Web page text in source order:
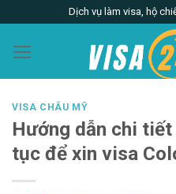
content
Dịch vụ làm visa, hộ
VISA CHÂU MỸ
Hướng dẫn chi
tục để xin visa